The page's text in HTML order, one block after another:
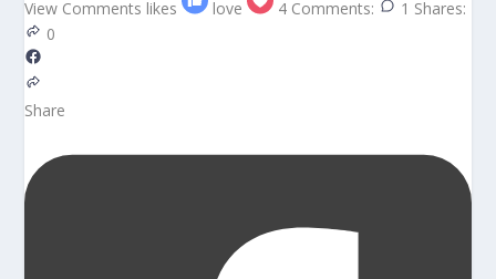
View Comments likes love 4 Comments: 1 Shares:
0
Share